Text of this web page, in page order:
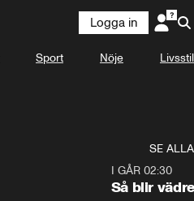
Logga in
Sport Nöje Livsstil
SE ALLA
I GÅR 02:30
Så blir